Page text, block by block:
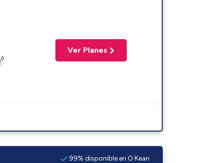
◊
Ver Planes
99% disponible en O Kean